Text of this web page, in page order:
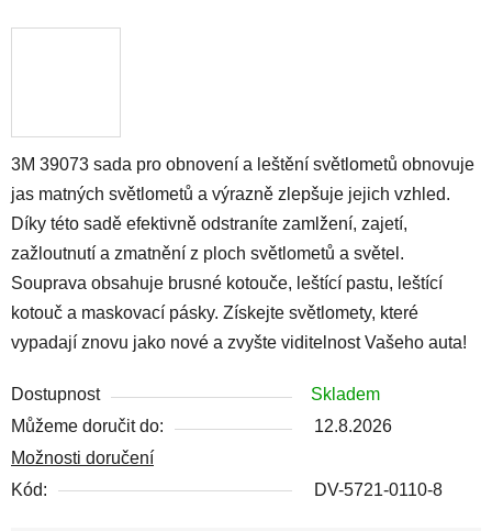
3M 39073 sada pro obnovení a leštění světlometů obnovuje
jas matných světlometů a výrazně zlepšuje jejich vzhled.
Díky této sadě efektivně odstraníte zamlžení, zajetí,
zažloutnutí a zmatnění z ploch světlometů a světel.
Souprava obsahuje brusné kotouče, leštící pastu, leštící
kotouč a maskovací pásky. Získejte světlomety, které
vypadají znovu jako nové a zvyšte viditelnost Vašeho auta!
Dostupnost
Skladem
Můžeme doručit do:
12.8.2026
Možnosti doručení
Kód:
DV-5721-0110-8